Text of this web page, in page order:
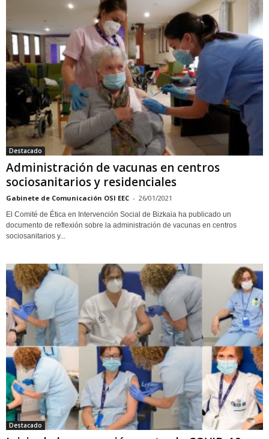
Destacado
Administración de vacunas en centros
sociosanitarios y residenciales
Gabinete de Comunicación OSI EEC - 26/01/2021
El Comité de Ética en Intervención Social de Bizkaia ha publicado un
documento de reflexión sobre la administración de vacunas en centros
sociosanitarios y...
Destacado